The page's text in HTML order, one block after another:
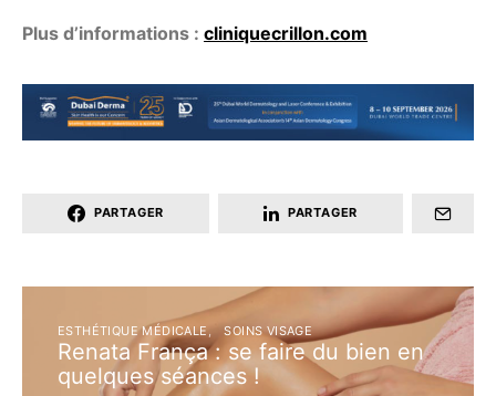
Plus d’informations : cliniquecrillon.com
PARTAGER PARTAGER
ESTHÉTIQUE MÉDICALE SOINS VISAGE
Renata França : se faire du bien en
quelques séances !